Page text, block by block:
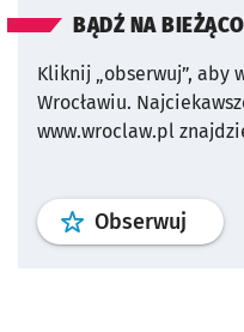
BĄDŹ NA
Kliknij „obserwuj”, aby
Wrocławiu.
www.wroclaw.pl
Obserwuj profil